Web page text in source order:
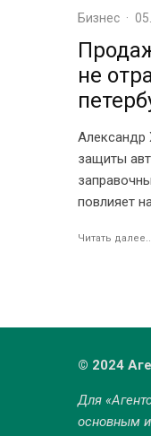
Бизнес ·
не
Александр
защиты
повлияет
Читать
© 2024
Для
основным